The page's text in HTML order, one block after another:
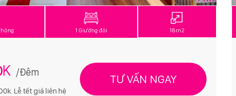
1 Giường đôi 18m2
TƯ VẤN NGAY
K /Đêm
Lễ tết giá liên hệ